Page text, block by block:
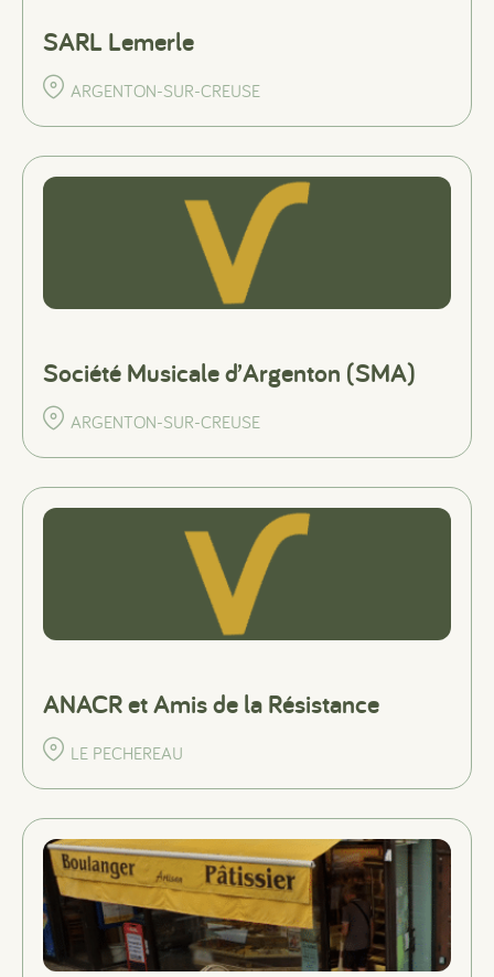
SARL Lemerle
ARGENTON-SUR-CREUSE
Société Musicale d’Argenton (SMA)
ARGENTON-SUR-CREUSE
ANACR et Amis de la Résistance
LE PECHEREAU
# # #